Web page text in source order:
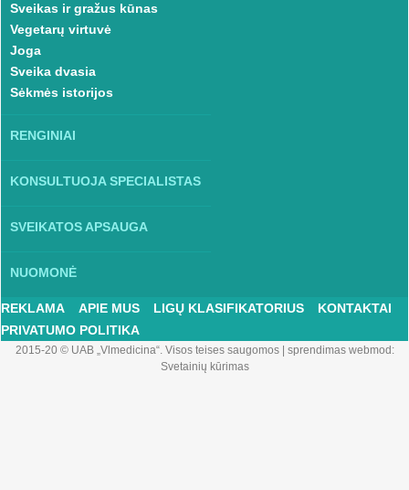
Sveikas ir gražus kūnas
Vegetarų virtuvė
Joga
Sveika dvasia
Sėkmės istorijos
RENGINIAI
KONSULTUOJA SPECIALISTAS
SVEIKATOS APSAUGA
NUOMONĖ
REKLAMA APIE MUS LIGŲ KLASIFIKATORIUS
KONTAKTAI
PRIVATUMO POLITIKA
2015-20 © UAB „Vlmedicina“. Visos teises saugomos| sprendimas webmod:
Svetainių kūrimas